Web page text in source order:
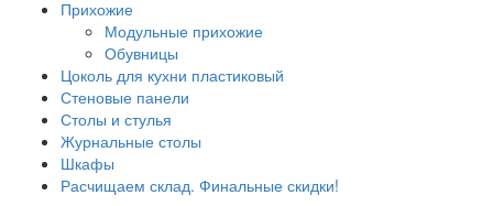
Прихожие
Модульные прихожие
Обувницы
Цоколь для кухни пластиковый
Стеновые панели
Столы и стулья
Журнальные столы
Шкафы
Расчищаем склад. Финальные скидки!